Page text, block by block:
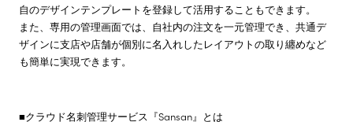
自のデザインテンプレートを登録して活用することもできます。
また、専用の管理画面では、自社内の注文を一元管理でき、共通デ
ザインに支店や店舗が個別に名入れしたレイアウトの取り纏めなど
も簡単に実現できます。
■クラウド名刺管理サービス『Sansan』とは